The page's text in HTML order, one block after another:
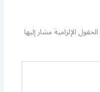
الحقول الإلزامية مشار إليها